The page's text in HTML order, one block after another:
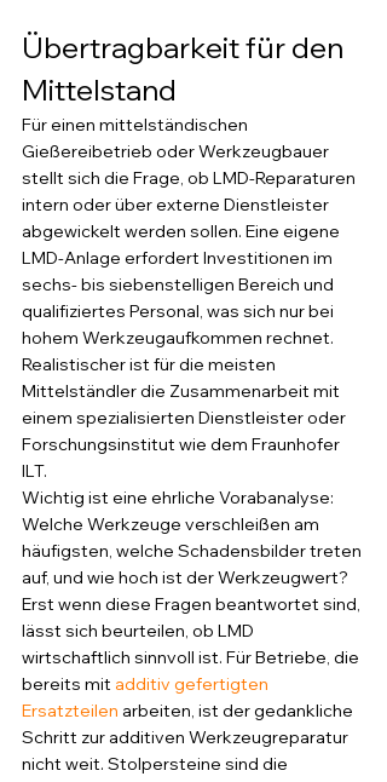
Übertragbarkeit für den
Mittelstand
Für einen mittelständischen
Gießereibetrieb oder Werkzeugbauer
stellt sich die Frage, ob LMD-Reparaturen
intern oder über externe Dienstleister
abgewickelt werden sollen. Eine eigene
LMD-Anlage erfordert Investitionen im
sechs- bis siebenstelligen Bereich und
qualifiziertes Personal, was sich nur bei
hohem Werkzeugaufkommen rechnet.
Realistischer ist für die meisten
Mittelständler die Zusammenarbeit mit
einem spezialisierten Dienstleister oder
Forschungsinstitut wie dem Fraunhofer
ILT.
Wichtig ist eine ehrliche Vorabanalyse:
Welche Werkzeuge verschleißen am
häufigsten, welche Schadensbilder treten
auf, und wie hoch ist der Werkzeugwert?
Erst wenn diese Fragen beantwortet sind,
lässt sich beurteilen, ob LMD
wirtschaftlich sinnvoll ist. Für Betriebe, die
bereits mit additiv gefertigten
Ersatzteilen arbeiten, ist der gedankliche
Schritt zur additiven Werkzeugreparatur
nicht weit. Stolpersteine sind die